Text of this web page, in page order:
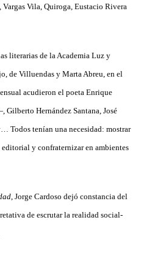
Vila, Quiroga, Eustacio Rivera
literarias de la Academia Luz y
de Villuendas y Marta Abreu, en el
acudieron el poeta Enrique
Hernández Santana, José
Todos tenían una necesidad: mostrar
y confraternizar en ambientes
, Jorge Cardoso dejó constancia del
de escrutar la realidad social-